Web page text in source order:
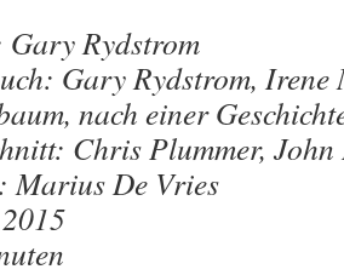
Gary Rydstrom
Gary Rydstrom, Irene
nach einer
Chris Plummer, John
Marius De Vries